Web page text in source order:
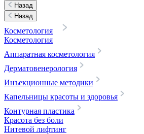
Назад
Назад
Косметология
Косметология
Аппаратная косметология
Дерматовенерология
Инъекционные методики
Капельницы красоты и здоровья
Контурная пластика
Красота без боли
Нитевой лифтинг